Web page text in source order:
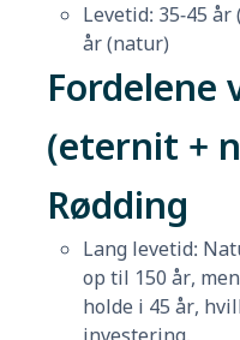
Levetid: 35-45
år (natur)
Fordelene
(eternit +
Rødding
Lang levetid:
op til 150 år,
holde i 45 år,